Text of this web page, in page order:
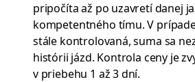
pripočíta až po uzavretí danej
kompetentného tímu. V
stále kontrolovaná, suma sa
histórii jázd. Kontrola ceny je
v priebehu 1 až 3 dní.